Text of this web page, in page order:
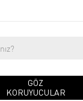
GÖZ
KORUYUCULAR